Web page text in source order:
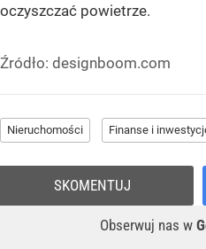
oczyszczać powietrze.
Źródło: designboom.com
Nieruchomości Finanse i
Obserwuj nas w
SKOMENTUJ